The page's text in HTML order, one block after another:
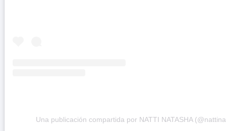
Una publicación compartida por NATTI NATASHA